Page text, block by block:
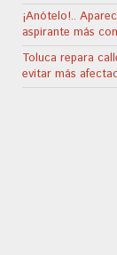
¡Anótelo!..
aspirante más
Toluca repara
evitar más